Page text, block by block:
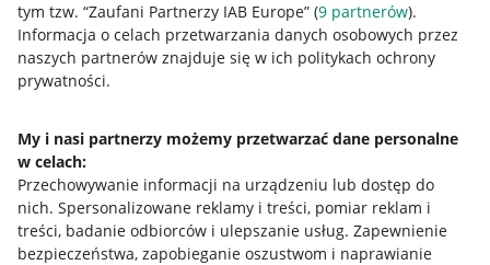
tym tzw. “Zaufani Partnerzy IAB Europe” (9 partnerów).
Informacja o celach przetwarzania danych osobowych przez
naszych partnerów znajduje się w ich politykach ochrony
prywatności.
My i nasi partnerzy możemy przetwarzać dane personalne
w celach:
Przechowywanie informacji na urządzeniu lub dostęp do
nich. Spersonalizowane reklamy i treści, pomiar reklam i
treści, badanie odbiorców i ulepszanie usług. Zapewnienie
bezpieczeństwa, zapobieganie oszustwom i naprawianie
Przydatne informacje
Jak to działa
Allegro Gadane dla sprzedających
Allegro Gadane dla kupujących
Mapa miejscowości